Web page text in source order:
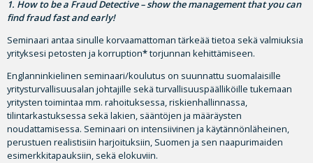
1. How to be a Fraud Detective – show the management that you can
find fraud fast and early!
Seminaari antaa sinulle korvaamattoman tärkeää tietoa sekä valmiuksia
yrityksesi petosten ja korruption*torjunnan kehittämiseen.
Englanninkielinen seminaari/koulutus on suunnattu suomalaisille
yritysturvallisuusalan johtajille sekä turvallisuuspäälliköille tukemaan
yritysten toimintaa mm. rahoituksessa, riskienhallinnassa,
tilintarkastuksessa sekä lakien, sääntöjen ja määräysten
noudattamisessa. Seminaari on intensiivinen ja käytännönläheinen,
perustuen realistisiin harjoituksiin, Suomen ja sen naapurimaiden
esimerkkitapauksiin, sekä elokuviin.